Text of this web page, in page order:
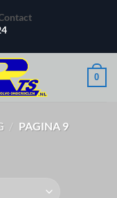
0
/ PAGINA 9